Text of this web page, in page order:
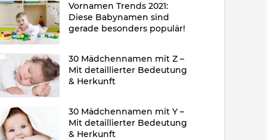
Vornamen Trends 2021:
Diese Babynamen sind
gerade besonders populär!
30 Mädchennamen mit Z –
Mit detaillierter Bedeutung
& Herkunft
30 Mädchennamen mit Y –
Mit detaillierter Bedeutung
& Herkunft